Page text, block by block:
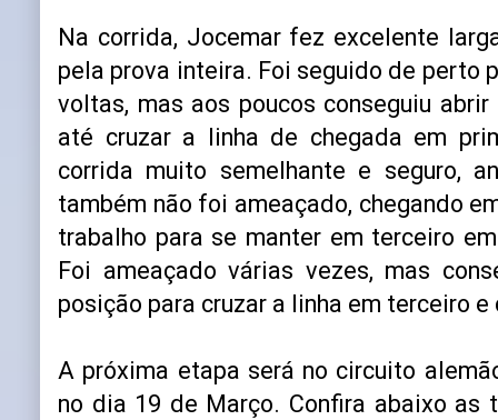
Na corrida, Jocemar fez excelente
pela prova inteira. Foi seguido de perto
voltas, mas aos poucos conseguiu
até cruzar a linha de chegada em
corrida muito semelhante e seguro,
também não foi ameaçado, chegando
trabalho para se manter em terceiro
Foi ameaçado várias vezes, mas
posição para cruzar a linha em terceiro
A próxima etapa será no circuito
no dia 19 de Março. Confira abaixo as